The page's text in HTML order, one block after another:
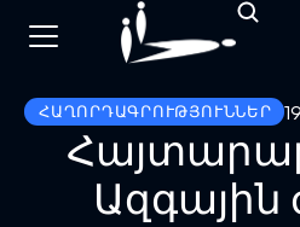
ՀԱՂՈՐԴԱԳՐՈՒԹՅՈՒՆՆԵՐ
Ազգային